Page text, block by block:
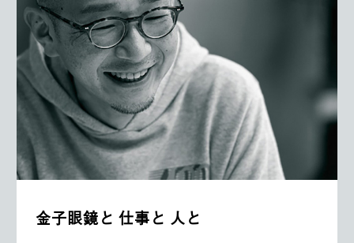
金子眼鏡と 仕事と 人と